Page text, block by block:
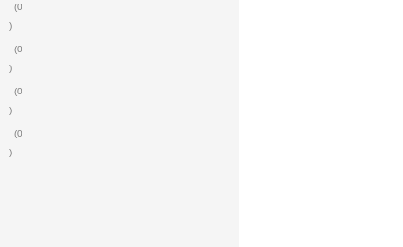
(0
)
(0
)
(0
)
(0
)